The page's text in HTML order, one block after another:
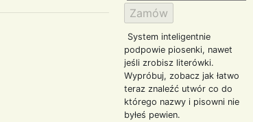
System inteligentnie
podpowie piosenki, nawet
jeśli zrobisz literówki.
Wypróbuj, zobacz jak łatwo
teraz znaleźć utwór co do
którego nazwy i pisowni nie
byłeś pewien.